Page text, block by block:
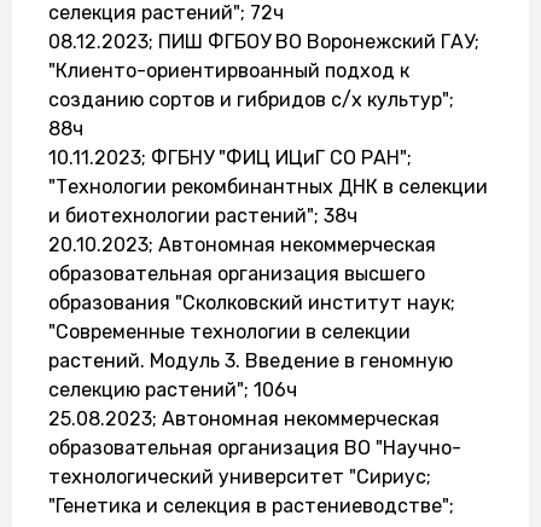
селекция растений"; 72ч
08.12.2023; ПИШ ФГБОУ ВО Воронежский ГАУ;
"Клиенто-ориентирвоанный подход к
созданию сортов и гибридов с/х культур";
88ч
10.11.2023; ФГБНУ "ФИЦ ИЦиГ СО РАН";
"Технологии рекомбинантных ДНК в селекции
и биотехнологии растений"; 38ч
20.10.2023; Автономная некоммерческая
образовательная организация высшего
образования "Сколковский институт наук;
"Современные технологии в селекции
растений. Модуль 3. Введение в геномную
селекцию растений"; 106ч
25.08.2023; Автономная некоммерческая
образовательная организация ВО "Научно-
технологический университет "Сириус;
"Генетика и селекция в растениеводстве";